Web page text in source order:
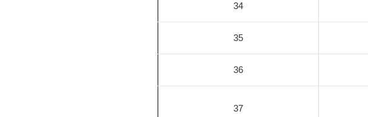
34
35
36
37